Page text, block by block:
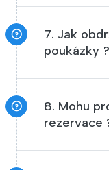
7. Jak
poukázky ?
8. Mohu
rezervace